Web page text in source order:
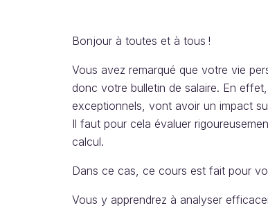
Bonjour à toutes et à tous !
Vous avez remarqué que votre vie
donc votre bulletin de salaire. En
exceptionnels, vont avoir un impact
Il faut pour cela évaluer
calcul.
Dans ce cas, ce cours est fait pour
Vous y apprendrez à analyser